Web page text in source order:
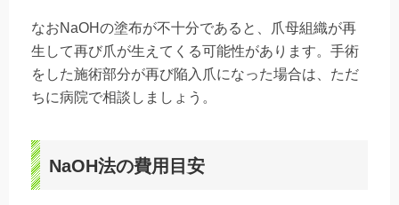
なおNaOHの塗布が不十分であると、爪母組織が再
生して再び爪が生えてくる可能性があります。手術
をした施術部分が再び陥入爪になった場合は、ただ
ちに病院で相談しましょう。
NaOH法の費用目安